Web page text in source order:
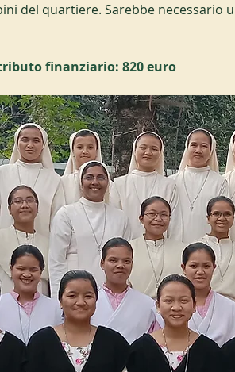
del quartiere. Sarebbe
finanziario: 820 euro